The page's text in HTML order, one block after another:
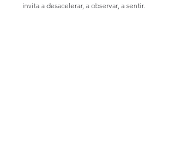
invita a desacelerar, a observar, a sentir.